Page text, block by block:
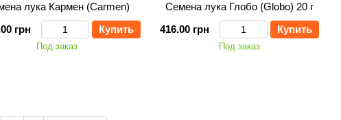
лука Кармен (Carmen)
грн
Купить
Под заказ
Семена лука Глобо (Globo) 20 г
416.00 грн
Купить
Под заказ